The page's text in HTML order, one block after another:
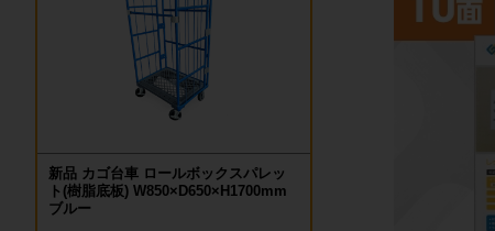
新品 カゴ台車 ロールボックスパレッ
ト(樹脂底板) W850×D650×H1700mm
ブルー